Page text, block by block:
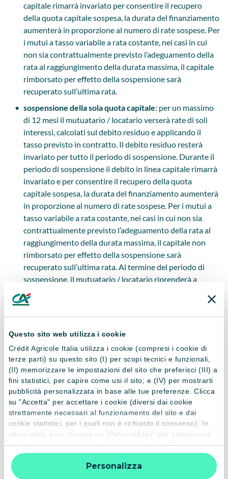
Questo sito web utilizza i cookie
Crédit Agricole Italia utilizza i cookie (compresi i cookie di
terze parti) su questo sito (I) per scopi tecnici e funzionali,
(II) memorizzare le impostazioni del sito che preferisci (III) a
fini statistici, per capire come usi il sito; e (IV) per mostrarti
pubblicità personalizzata in base alle tue preferenze. Clicca
su "Accetta" per accettare i cookie (diversi dai cookie
strettamente necessari al funzionamento del sito e dai
cookie statistici, per i quali non è richiesto il consenso). In
alternativa, puoi cliccare su "Personalizza" per selezionare
le categorie di cookie che desideri accettare. Cliccando sulla
“X” le impostazioni predefinite vengono lasciate invariate e
quindi la navigazione può continuare senza cookie o altri
strumenti di tracciamento diversi da quelli tecnici. Per
Personalizza
capitale rimarrà invariato per consentire il recupero
della quota capitale sospesa, la durata del finanziamento
aumenterà in proporzione al numero di rate sospese. Per
i mutui a tasso variabile a rata costante, nei casi in cui
non sia contrattualmente previsto l’adeguamento della
rata al raggiungimento della durata massima, il capitale
rimborsato per effetto della sospensione sarà
recuperato sull’ultima rata.
sospensione della sola quota capitale: per un massimo
di 12 mesi il mutuatario / locatario verserà rate di soli
interessi, calcolati sul debito residuo e applicando il
tasso previsto in contratto. Il debito residuo resterà
invariato per tutto il periodo di sospensione. Durante il
periodo di sospensione il debito in linea capitale rimarrà
invariato e per consentire il recupero della quota
capitale sospesa, la durata del finanziamento aumenterà
in proporzione al numero di rate sospese. Per i mutui a
tasso variabile a rata costante, nei casi in cui non sia
contrattualmente previsto l’adeguamento della rata al
raggiungimento della durata massima, il capitale non
rimborsato per effetto della sospensione sarà
recuperato sull’ultima rata. Al termine del periodo di
sospensione, il mutuatario / locatario riprenderà a
rimborsare le rate previste dal piano di ammortamento.
tasso indicato in contratto con le modalità previste, mentre
la durata del finanziamento sarà prolungata di un numero di
mesi pari alla durata di sospensione. Restano ferme e valide
le clausole di risoluzione previste dal contratto di mutuo /
leasing finanziario.
La sospensione delle rate potrà essere richiestaentro il 14
luglio 2026.
Il nostro personale rimane a completa disposizione per ogni
chiarimento.